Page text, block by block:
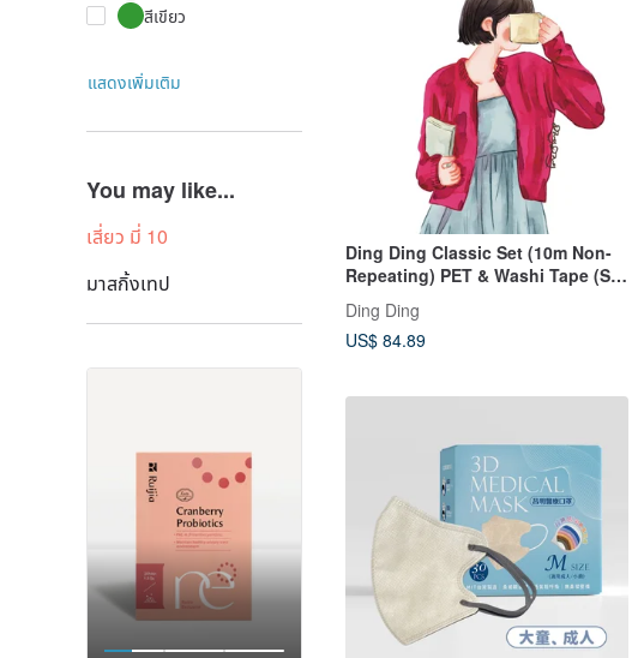
สีเขียว
แสดงเพิ่มเติม
You may like...
เสี่ยว มี่ 10
มาสกิ้งเทป
Ding Ding Classic Set (10m Non-
Repeating) PET & Washi Tape (Set
of 3)
Ding Ding
US$ 84.89